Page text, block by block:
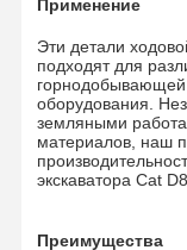
Цепочка рельсов
Track Shoe Pad
Регулятор
Трековые болты
Применение
Эти детали
подходят для
оборудования.
земляными
материалов, наш
экскаватора Cat D8.
Преимущества